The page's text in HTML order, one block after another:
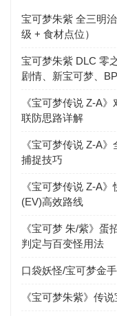
宝可梦朱紫 全三明
级 + 食材点位）
宝可梦朱紫 DLC 零
剧情、新宝可梦、
《宝可梦传说 Z-A
联防思路详解
《宝可梦传说 Z-A
捕捉技巧
《宝可梦传说 Z-A
(EV)高效路线
《宝可梦 朱/紫》
判定与百变怪用法
口袋妖怪/宝可梦金
《宝可梦朱紫》传